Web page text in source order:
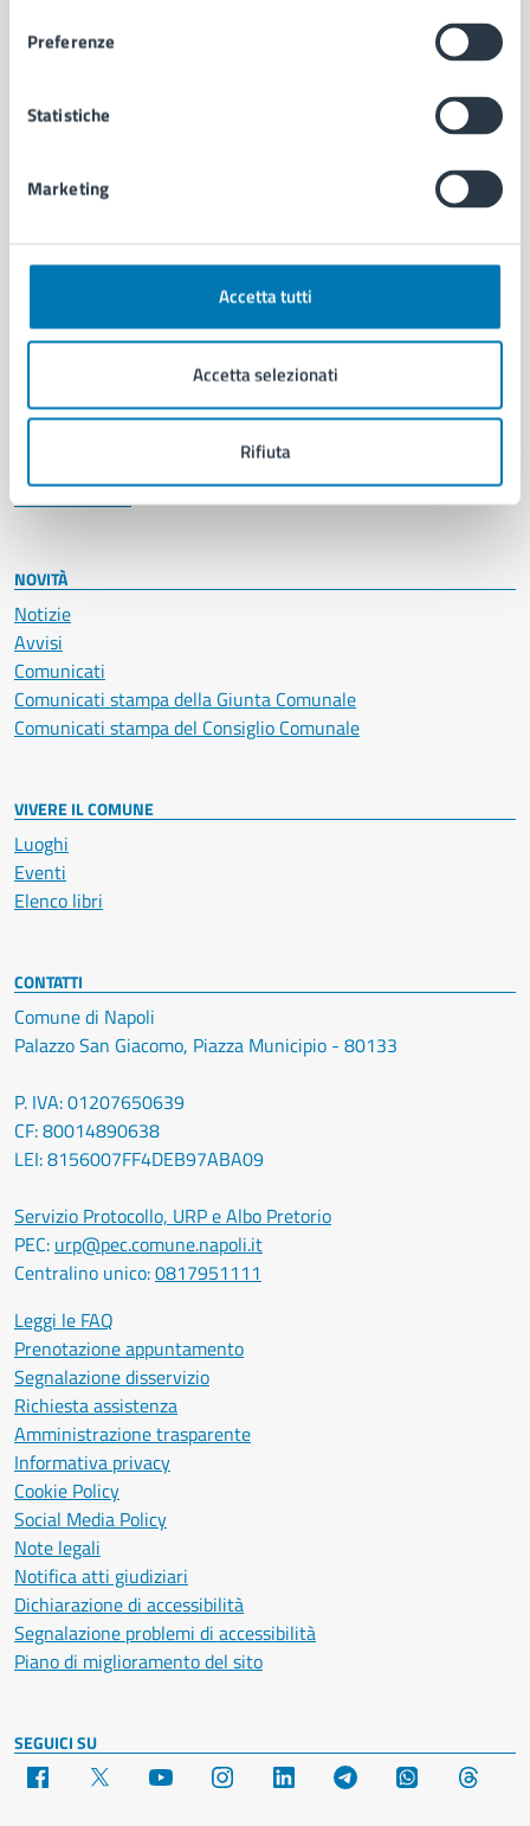
Preferenze
Statistiche
Marketing
Accetta tutti
Accetta selezionati
Rifiuta
Personale amministrativo
CATEGORIE DI SERVIZIO
Autorizzazioni
Documenti e certificati
Giustizia e sicurezza pubblica
Imprese e commercio
Salute, benessere e assistenza
Vita lavorativa
NOVITÀ
Notizie
Avvisi
Comunicati
Comunicati stampa della Giunta Comunale
Comunicati stampa del Consiglio Comunale
VIVERE IL COMUNE
Luoghi
Eventi
Elenco libri
CONTATTI
Comune di Napoli
Palazzo San Giacomo, Piazza Municipio - 80133
P. IVA: 01207650639
CF: 80014890638
LEI: 8156007FF4DEB97ABA09
Servizio Protocollo, URP e Albo Pretorio
PEC: urp@pec.comune.napoli.it
Centralino unico:0817951111
Leggi le FAQ
Prenotazione appuntamento
Segnalazione disservizio
Richiesta assistenza
Amministrazione trasparente
Informativa privacy
Cookie Policy
Social Media Policy
Note legali
Notifica atti giudiziari
Dichiarazione di accessibilità
Segnalazione problemi di accessibilità
Piano di miglioramento del sito
SEGUICI SU
Facebook YouTube Instagram LinkedIn Telegram WhatsApp